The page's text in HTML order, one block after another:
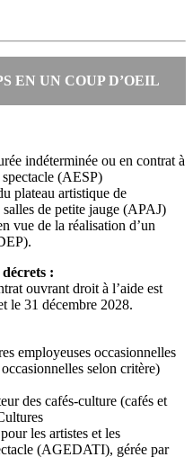
EN UN COUP D’OEIL
indéterminée ou en contrat à
spectacle (AESP)
plateau artistique de
de petite jauge (APAJ)
vue de la réalisation d’un
:
ouvrant droit à l’aide est
le 31 décembre 2028.
employeuses occasionnelles
selon critère)
des cafés-culture (cafés et
les artistes et les
(AGEDATI), gérée par